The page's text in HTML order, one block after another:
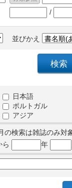
/
並びかえ
日本語
ポルトガル
アジア
の検索は雑誌のみ対
ら 年